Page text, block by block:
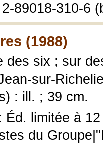
89018-310-6
(1988)
des six ; sur
sur-
: ill. ; 39 cm.
Éd. limitée à
du